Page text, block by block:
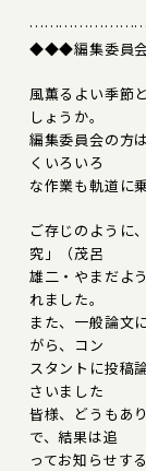
◆◆◆編集委員会
風薫るよい季節
しょうか。
編集委員会の方
くいろいろ
な作業も軌道に
ご存じのように
究」（茂呂
雄二・やまだよ
れました。
また、一般論文
がら、コン
スタントに投稿
さいました
皆様、どうもあ
で、結果は追
ってお知らせす